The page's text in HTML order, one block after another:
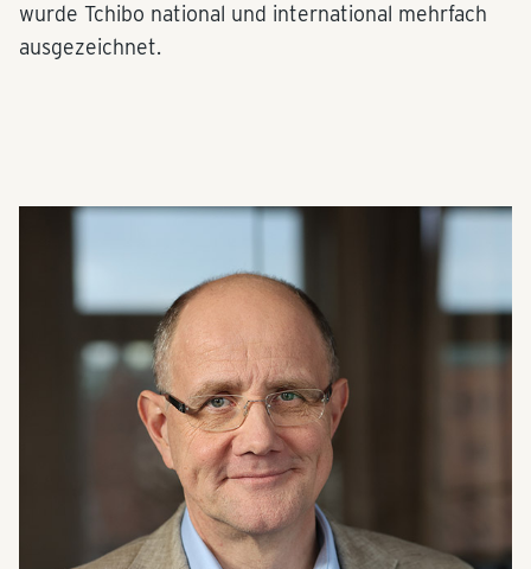
wurde Tchibo national und international mehrfach
ausgezeichnet.